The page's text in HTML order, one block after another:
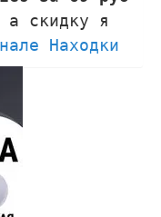
а скидку я
Находки